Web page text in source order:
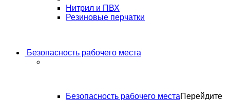
Нитрил и ПВХ
Резиновые перчатки
Безопасность рабочего места
Безопасность рабочего местаПерейдите